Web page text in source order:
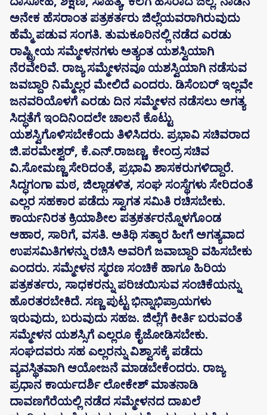
ಅನೇಕ ಹೆಸರಾಂತ ಪತ್ರಕರ್ತರು ಜಿಲ್ಲೆಯವರಾಗಿರುವುದು
ಹೆಮ್ಮೆ ಪಡುವ ಸಂಗತಿ. ತುಮಕೂರಿನಲ್ಲಿ ನಡೆದ ಎರಡು
ರಾಷ್ಟ್ರೀಯ ಸಮ್ಮೇಳನಗಳು ಅತ್ಯಂತ ಯಶಸ್ವಿಯಾಗಿ
ನೆರವೇರಿವೆ. ರಾಜ್ಯ ಸಮ್ಮೇಳನವೂ ಯಶಸ್ವಿಯಾಗಿ ನಡೆಸುವ
ಜವಬ್ದಾರಿ ನಿಮ್ಮೆಲ್ಲರ ಮೇಲಿದೆ ಎಂದರು. ಡಿಸೆಂಬರ್ ಇಲ್ಲವೇ
ಜನವರಿಯೊಳಗೆ ಎರಡು ದಿನ ಸಮ್ಮೇಳನ ನಡೆಸಲು ಅಗತ್ಯ
ಸಿದ್ಧತೆಗೆ ಇಂದಿನಿಂದಲೇ ಚಾಲನೆ ಕೊಟ್ಟು
ಯಶಸ್ವಿಗೊಳಿಸಬೇಕೆಂದು ತಿಳಿಸಿದರು. ಪ್ರಭಾವಿ ಸಚಿವರಾದ
ಜಿ.ಪರಮೇಶ್ವರ್, ಕೆ.ಎನ್.ರಾಜಣ್ಣ, ಕೇಂದ್ರ ಸಚಿವ
ವಿ.ಸೋಮಣ್ಣ ಸೇರಿದಂತೆ, ಪ್ರಭಾವಿ ಶಾಸಕರುಗಳಿದ್ದಾರೆ.
ಸಿದ್ಧಗಂಗಾ ಮಠ, ಜಿಲ್ಲಾಡಳಿತ, ಸಂಘ ಸಂಸ್ಥೆಗಳು ಸೇರಿದಂತೆ
ಎಲ್ಲರ ಸಹಕಾರ ಪಡೆದು ಸ್ವಾಗತ ಸಮಿತಿ ರಚಿಸಬೇಕು.
ಕಾರ್ಯನಿರತ ಕ್ರಿಯಾಶೀಲ ಪತ್ರಕರ್ತರನ್ನೊಳಗೊಂಡ
ಆಹಾರ, ಸಾರಿಗೆ, ವಸತಿ. ಅತಿಥಿ ಸತ್ಕಾರ ಹೀಗೆ ಅಗತ್ಯವಾದ
ಉಪಸಮಿತಿಗಳನ್ನು ರಚಿಸಿ ಅವರಿಗೆ ಜವಾಬ್ದಾರಿ ವಹಿಸಬೇಕು
ಎಂದರು. ಸಮ್ಮೇಳನ ಸ್ಮರಣ ಸಂಚಿಕೆ ಹಾಗೂ ಹಿರಿಯ
ಪತ್ರಕರ್ತರು, ಸಾಧಕರನ್ನು ಪರಿಚಯಿಸುವ ಸಂಚಿಕೆಯನ್ನು
ಹೊರತರಬೇಕಿದೆ. ಸಣ್ಣ ಪುಟ್ಟ ಭಿನ್ನಾಭಿಪ್ರಾಯಗಳು
ಇರುವುದು, ಬರುವುದು ಸಹಜ. ಜಿಲ್ಲೆಗೆ ಕೀರ್ತಿ ಬರುವಂತೆ
ಸಮ್ಮೇಳನ ಯಶಸ್ಸಿಗೆ ಎಲ್ಲರೂ ಕೈಜೋಡಿಸಬೇಕು.
ಸಂಘದವರು ಸಹ ಎಲ್ಲರನ್ನು ವಿಶ್ವಾಸಕ್ಕೆ ಪಡೆದು
ವ್ಯವಸ್ಥಿತವಾಗಿ ಆಯೋಜನೆ ಮಾಡಬೇಕೆಂದರು. ರಾಜ್ಯ
ಪ್ರಧಾನ ಕಾರ್ಯದರ್ಶಿ ಲೋಕೇಶ್ ಮಾತನಾಡಿ
ದಾವಣಗೆರೆಯಲ್ಲಿ ನಡೆದ ಸಮ್ಮೇಳನದ ದಾಖಲೆ